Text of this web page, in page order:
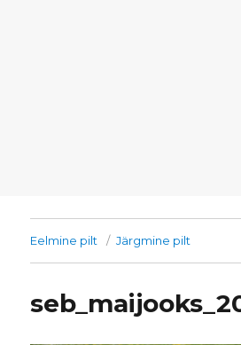
Eelmine pilt Järgmine pilt